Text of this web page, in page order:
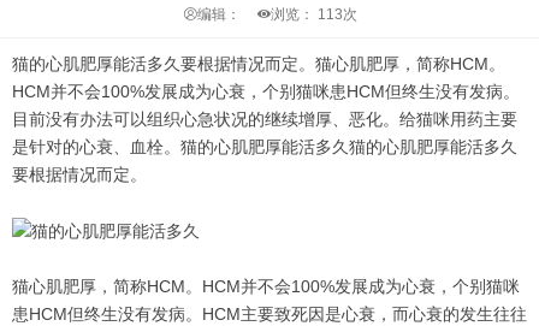
编辑： 浏览： 113次
猫的心肌肥厚能活多久要根据情况而定。猫心肌肥厚，简称HCM。
HCM并不会100%发展成为心衰，个别猫咪患HCM但终生没有发病。
目前没有办法可以组织心急状况的继续增厚、恶化。给猫咪用药主要
是针对的心衰、血栓。猫的心肌肥厚能活多久猫的心肌肥厚能活多久
要根据情况而定。
猫心肌肥厚，简称HCM。HCM并不会100%发展成为心衰，个别猫咪
患HCM但终生没有发病。HCM主要致死因是心衰，而心衰的发生往往